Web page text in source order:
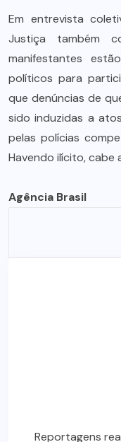
Em entrevista
Justiça também
manifestantes
políticos para
que denúncias de
sido induzidas a
pelas polícias
Havendo ilícito, cabe
Agência Brasil
Reportagens